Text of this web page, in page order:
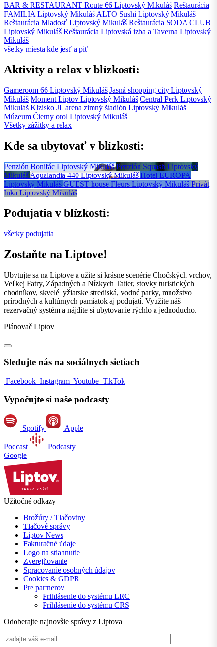
BAR & RESTAURANT Route 66 Liptovský Mikuláš Reštaurácia
FAMILIA Liptovský Mikuláš ALTO Sushi Liptovský Mikuláš
Reštaurácia Mladosť Liptovský Mikuláš Reštaurácia SODA CLUB
Liptovský Mikuláš Reštaurácia Liptovská izba a Taverna Liptovský
Mikuláš
všetky miesta kde jesť a piť
Aktivity a relax v blízkosti:
Gameroom 66 Liptovský Mikuláš Jasná shopping city Liptovský
Mikuláš Moment Liptov Liptovský Mikuláš Central Perk Liptovský
Mikuláš Klzisko JL aréna zimný štadión Liptovský Mikuláš
Múzeum Čierny orol Liptovský Mikuláš
Všetky zážitky a relax
Kde sa ubytovať v blízkosti:
Penzión Bonifác Liptovský MikulášPenzión Squash Liptovský
MikulášAqualandia 440 Liptovský Mikuláš Hotel EUROPA
Liptovský Mikuláš GUEST house Fleurs Liptovský Mikuláš Privát
Inka Liptovský Mikuláš
Podujatia v blízkosti:
všetky podujatia
Zostaňte na Liptove!
Ubytujte sa na Liptove a užite si krásne scenérie Chočských vrchov,
Veľkej Fatry, Západných a Nízkych Tatier, stovky turistických
chodníkov, skvelé lyžiarske strediská, vodné parky, množstvo
prírodných a kultúrnych pamiatok aj podujatí. Využite náš
rezervačný systém a nájdite si ubytovanie rýchlo a jednoducho.
Plánovač Liptov
Sledujte nás na sociálnych sietiach
Facebook Instagram Youtube TikTok
Vypočujte si naše podcasty
Spotify Apple
Podcast
Podcasty
Google
Užitočné odkazy
Brožúry / Tlačoviny
Tlačové správy
Liptov News
Fakturačné údaje
Logo na stiahnutie
Zverejňovanie
Spracovanie osobných údajov
Cookies & GDPR
Pre partnerov
Prihlásenie do systému LRC
Prihlásenie do systému CRS
Odoberajte najnovšie správy z Liptova